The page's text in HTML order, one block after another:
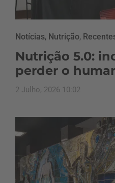
Notícias, Nutrição,
Nutrição 5.0:
perder o
2 Julho, 2026 10:02